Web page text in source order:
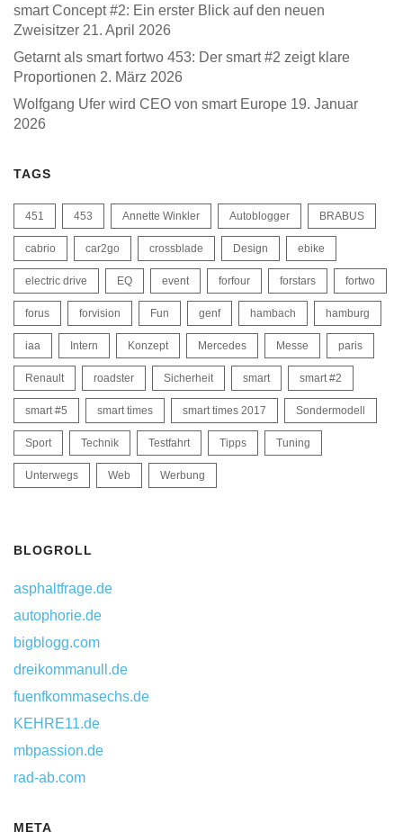
smart Concept #2: Ein erster Blick auf den neuen
Zweisitzer 21. April 2026
Getarnt als smart fortwo 453: Der smart #2 zeigt klare
Proportionen 2. März 2026
Wolfgang Ufer wird CEO von smart Europe 19. Januar
2026
TAGS
451 453 Annette Winkler Autoblogger BRABUS
cabrio car2go crossblade Design ebike
electric drive EQ event forfour forstars fortwo
forus forvision Fun genf hambach hamburg
iaa Intern Konzept Mercedes Messe paris
Renault roadster Sicherheit smart smart #2
smart #5 smart times smart times 2017 Sondermodell
Sport Technik Testfahrt Tipps Tuning
Unterwegs Web Werbung
BLOGROLL
asphaltfrage.de
autophorie.de
bigblogg.com
dreikommanull.de
fuenfkommasechs.de
KEHRE11.de
mbpassion.de
rad-ab.com
META